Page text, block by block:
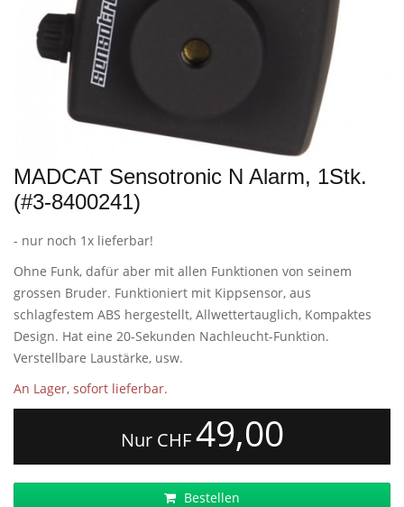
MADCAT Sensotronic N Alarm, 1Stk.
(#3-8400241)
- nur noch 1x lieferbar!
Ohne Funk, dafür aber mit allen Funktionen von seinem
grossen Bruder. Funktioniert mit Kippsensor, aus
schlagfestem ABS hergestellt, Allwettertauglich, Kompaktes
Design. Hat eine 20-Sekunden Nachleucht-Funktion.
Verstellbare Laustärke, usw.
An Lager, sofort lieferbar.
Nur CHF49,00
Bestellen